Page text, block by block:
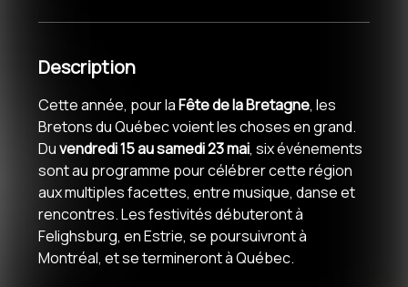
Description
Cette année, pour laFête de la Bretagne, les
Bretons du Québec voient les choses en grand.
Duvendredi 15 au samedi 23 mai, six événements
sont au programme pour célébrer cette région
aux multiples facettes, entre musique, danse et
rencontres. Les festivités débuteront à
Felighsburg, en Estrie, se poursuivront à
Montréal, et se termineront à Québec.